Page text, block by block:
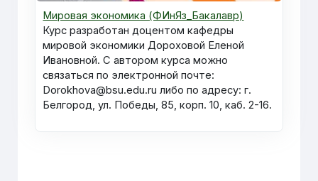
Мировая экономика (ФИнЯз_Бакалавр)
Курс разработан доцентом кафедры
мировой экономики Дороховой Еленой
Ивановной. С автором курса можно
связаться по электронной почте:
Dorokhova@bsu.edu.ru либо по адресу: г.
Белгород, ул. Победы, 85, корп. 10, каб. 2-16.